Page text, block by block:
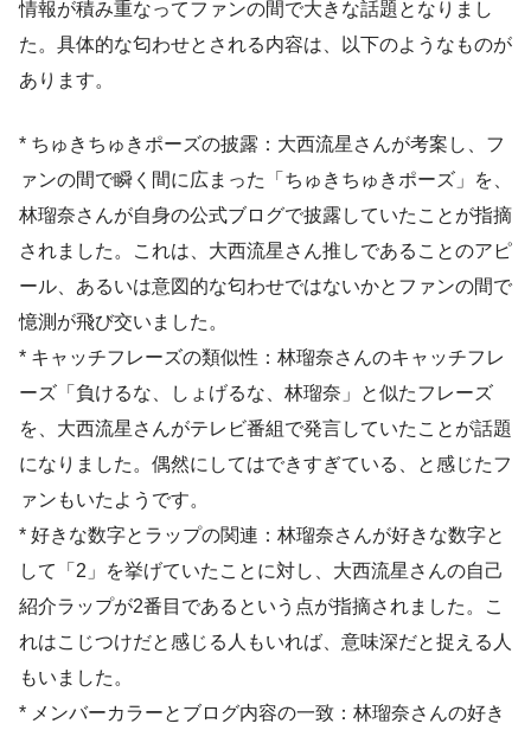
情報が積み重なってファンの間で大きな話題となりまし
た。具体的な匂わせとされる内容は、以下のようなものが
あります。
* ちゅきちゅきポーズの披露：大西流星さんが考案し、フ
ァンの間で瞬く間に広まった「ちゅきちゅきポーズ」を、
林瑠奈さんが自身の公式ブログで披露していたことが指摘
されました。これは、大西流星さん推しであることのアピ
ール、あるいは意図的な匂わせではないかとファンの間で
憶測が飛び交いました。
* キャッチフレーズの類似性：林瑠奈さんのキャッチフレ
ーズ「負けるな、しょげるな、林瑠奈」と似たフレーズ
を、大西流星さんがテレビ番組で発言していたことが話題
になりました。偶然にしてはできすぎている、と感じたフ
ァンもいたようです。
* 好きな数字とラップの関連：林瑠奈さんが好きな数字と
して「2」を挙げていたことに対し、大西流星さんの自己
紹介ラップが2番目であるという点が指摘されました。こ
れはこじつけだと感じる人もいれば、意味深だと捉える人
もいました。
* メンバーカラーとブログ内容の一致：林瑠奈さんの好き